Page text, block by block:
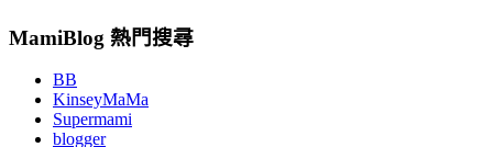
MamiBlog 熱門搜尋
BB
KinseyMaMa
Supermami
blogger